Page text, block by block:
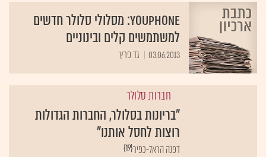
YouPhone: מסלולי סלולר חדשים
למשתמשים קלים ובינוניים
03.06.2013 גד פרץ
חברות סלולר
"בריונות בסלולר, החברות הגדולות
רוצות לחסל אותנו"
{19}דפנה הראל-כפיר